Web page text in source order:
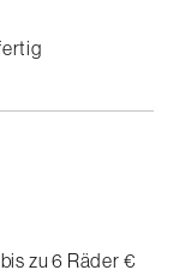
zu 6 Räder €